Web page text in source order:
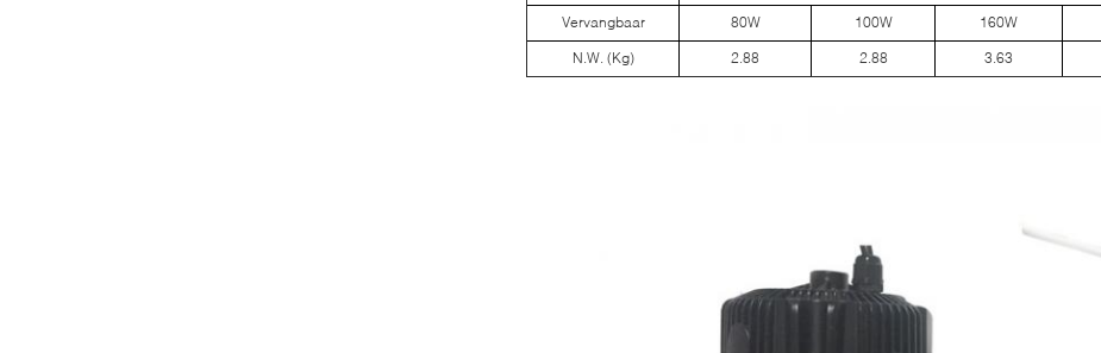
Vervangbaar
80W 100W 160W
N.W. (Kg)
2.88 2.88 3.63